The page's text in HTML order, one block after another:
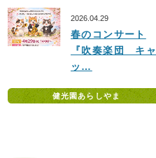
2026.04.29
春のコンサート
『吹奏楽団 キャ
ッ…
健光園あらしやま